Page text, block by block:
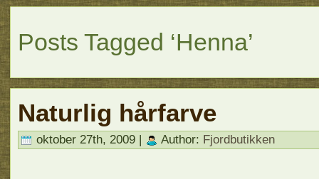
Posts Tagged ‘Henna’
Naturlig hårfarve
oktober 27th, 2009 | Author: Fjordbutikken